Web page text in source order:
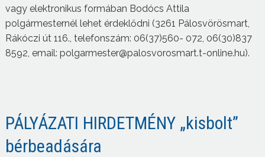
vagy elektronikus formában Bodócs Attila
polgármesternél lehet érdeklődni (3261 Pálosvörösmart,
Rákóczi út 116., telefonszám: 06(37)560- 072, 06(30)837
8592, email: polgarmester@palosvorosmart.t-online.hu).
PÁLYÁZATI HIRDETMÉNY „kisbolt”
bérbeadására